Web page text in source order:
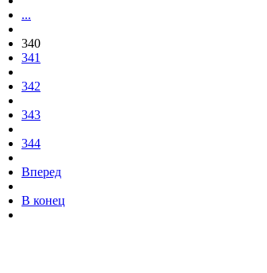
...
340
341
342
343
344
Вперед
В конец